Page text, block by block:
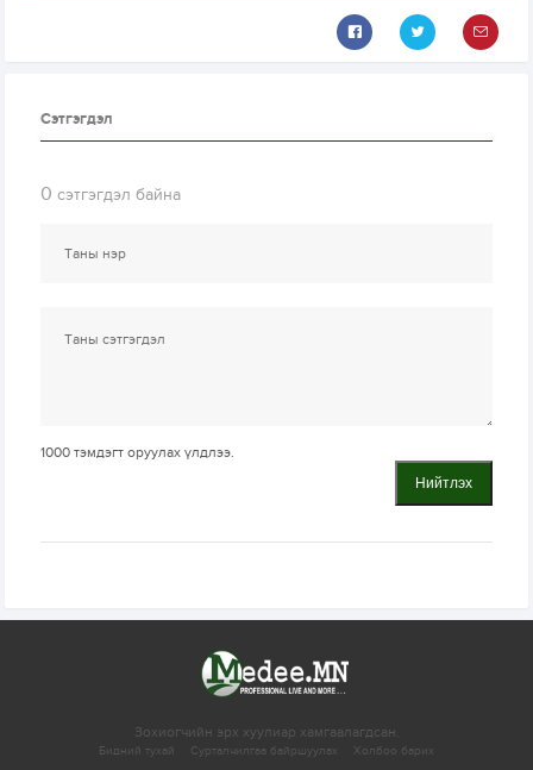
Сэтгэгдэл
0 сэтгэгдэл байна
1000 тэмдэгт оруулах үлдлээ.
Нийтлэх
Зохиогчийн эрх хуулиар хамгаалагдсан.
Бидний тухай Сурталчилгаа байршуулах Холбоо барих